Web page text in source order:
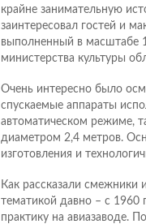
крайне занимательную
заинтересовал гостей и
выполненный в масштабе
министерства культуры
Очень интересно было
спускаемые аппараты
автоматическом режиме,
диаметром 2,4 метров.
изготовления и
Как рассказали смежники
тематикой давно – с
практику на авиазаводе.